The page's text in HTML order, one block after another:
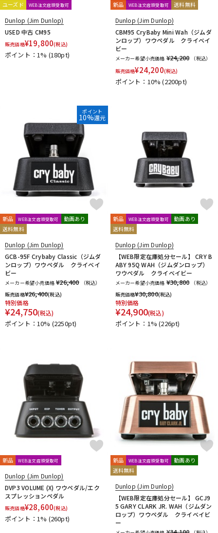
ユーズド WEB注文店頭受取可
Dunlop (Jim Dunlop)
USED 中古 CM95
販売価格¥19,800(税込)
ポイント：1% (180pt)
新品 WEB注文店頭受取可 送料無料
Dunlop (Jim Dunlop)
CBM95 CryBaby Mini Wah（ジムダ
ンロップ）ワウペダル クライベイ
ビー
メーカー希望小売価格 ¥24,200
（税込）
販売価格¥24,200(税込)
ポイント：10%(2200pt)
ポイント
10%還元
新品 WEB注文店頭受取可
動画あり
送料無料
Dunlop (Jim Dunlop)
GCB-95F Crybaby Classic（ジムダ
ンロップ）ワウペダル クライベイ
ビー
メーカー希望小売価格 ¥26,400
（税込）
販売価格¥26,400(税込)
特別価格
¥24,750(税込)
ポイント：10% (2250pt)
新品 WEB注文店頭受取可
動画あり
送料無料
Dunlop (Jim Dunlop)
【WEB限定在庫処分セール】 CRY B
ABY 95Q WAH（ジムダンロップ）
ワウペダル クライベイビー
メーカー希望小売価格 ¥30,800
（税込）
販売価格¥30,800(税込)
特別価格
¥24,900(税込)
ポイント：1%(226pt)
新品 WEB注文店頭受取可
Dunlop (Jim Dunlop)
DVP3 VOLUME (X) ワウペダル/エク
スプレッションペダル
販売価格¥28,600(税込)
ポイント：1% (260pt)
新品 WEB注文店頭受取可
動画あり
送料無料
Dunlop (Jim Dunlop)
【WEB限定在庫処分セール】 GCJ9
5 GARY CLARK JR. WAH（ジムダン
ロップ）ワウペダル クライベイビ
ー